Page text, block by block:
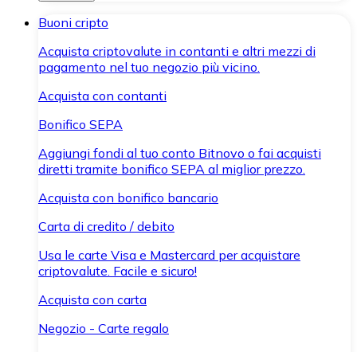
Buoni cripto
Acquista criptovalute in contanti e altri mezzi di
pagamento nel tuo negozio più vicino.
Acquista con contanti
Bonifico SEPA
Aggiungi fondi al tuo conto Bitnovo o fai acquisti
diretti tramite bonifico SEPA al miglior prezzo.
Acquista con bonifico bancario
Carta di credito / debito
Usa le carte Visa e Mastercard per acquistare
criptovalute. Facile e sicuro!
Acquista con carta
Negozio - Carte regalo